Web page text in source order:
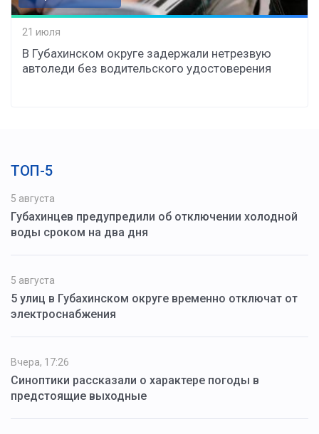
21 июля
В Губахинском округе задержали нетрезвую
автоледи без водительского удостоверения
ТОП-5
5 августа
Губахинцев предупредили об отключении холодной
воды сроком на два дня
5 августа
5 улиц в Губахинском округе временно отключат от
электроснабжения
Вчера, 17:26
Синоптики рассказали о характере погоды в
предстоящие выходные